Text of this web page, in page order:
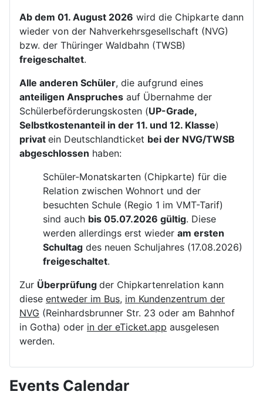
Ab dem 01. August 2026 wird die Chipkarte dann
wieder von der Nahverkehrsgesellschaft (NVG)
bzw. der Thüringer Waldbahn (TWSB)
freigeschaltet.
Alle anderen Schüler, die aufgrund eines
anteiligen Anspruches auf Übernahme der
Schülerbeförderungskosten (UP-Grade,
Selbstkostenanteil in der 11. und 12. Klasse)
privat ein Deutschlandticket bei der NVG/TWSB
abgeschlossen haben:
Schüler-Monatskarten (Chipkarte) für die
Relation zwischen Wohnort und der
besuchten Schule (Regio 1 im VMT-Tarif)
sind auch bis 05.07.2026 gültig. Diese
werden allerdings erst wieder am ersten
Schultag des neuen Schuljahres (17.08.2026)
freigeschaltet.
Zur Überprüfung der Chipkartenrelation kann
diese entweder im Bus, im Kundenzentrum der
NVG (Reinhardsbrunner Str. 23 oder am Bahnhof
in Gotha) oder in der eTicket.app ausgelesen
werden.
Events Calendar